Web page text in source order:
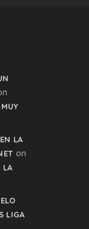
LA
on
LA
LIGA